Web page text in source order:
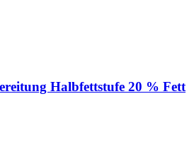
Halbfettstufe 20 % Fett